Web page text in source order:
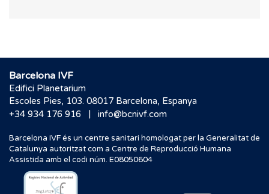
Barcelona IVF
Edifici Planetarium
Escoles Pies, 103. 08017 Barcelona, Espanya
+34 934 176 916
| info@bcnivf.com
Barcelona IVF és un centre sanitari homologat per la Generalitat de
Catalunya autoritzat com a Centre de Reproducció Humana
Assistida amb el codi núm. E08050604